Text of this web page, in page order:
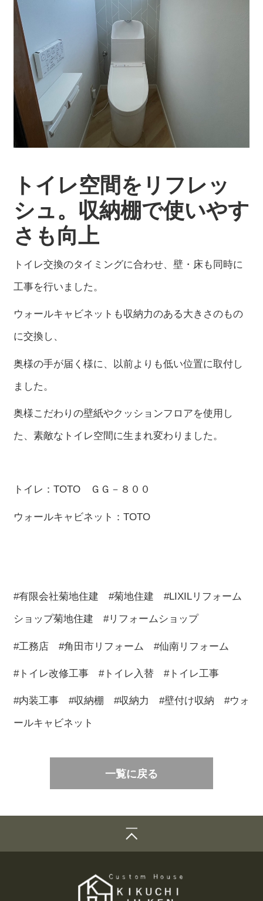
トイレ空間をリフレッ
シュ。収納棚で使いやす
さも向上
トイレ交換のタイミングに合わせ、壁・床も同時に
工事を行いました。
ウォールキャビネットも収納力のある大きさのもの
に交換し、
奥様の手が届く様に、以前よりも低い位置に取付し
ました。
奥様こだわりの壁紙やクッションフロアを使用し
た、素敵なトイレ空間に生まれ変わりました。
トイレ：TOTO ＧＧ－８００
ウォールキャビネット：TOTO
#有限会社菊地住建 #菊地住建 #LIXILリフォーム
ショップ菊地住建 #リフォームショップ
#工務店 #角田市リフォーム #仙南リフォーム
#トイレ改修工事 #トイレ入替 #トイレ工事
#内装工事 #収納棚 #収納力 #壁付け収納 #ウォ
ールキャビネット
一覧に戻る